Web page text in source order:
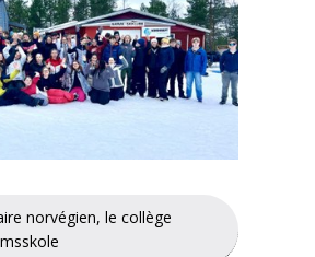
norvégien, le collège